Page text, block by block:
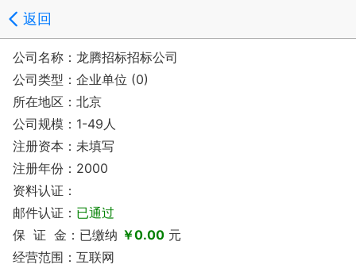
返回
公司名称：龙腾招标招标公司
公司类型：企业单位 (0)
所在地区：北京
公司规模：1-49人
注册资本：未填写
注册年份：2000
资料认证：
邮件认证： 已通过
保 证 金：已缴纳 ￥0.00 元
经营范围：互联网